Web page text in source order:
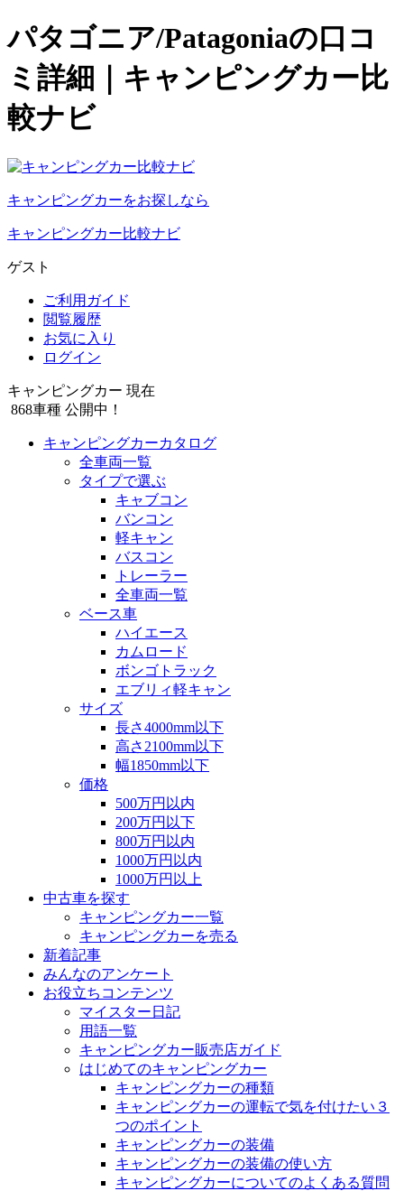
パタゴニア/Patagoniaの口コ
ミ詳細｜キャンピングカー比
較ナビ
キャンピングカーをお探しなら
キャンピングカー比較ナビ
ゲスト
ご利用ガイド
閲覧履歴
お気に入り
ログイン
キャンピングカー 現在
868車種 公開中！
キャンピングカーカタログ
全車両一覧
タイプで選ぶ
キャブコン
バンコン
軽キャン
バスコン
トレーラー
全車両一覧
ベース車
ハイエース
カムロード
ボンゴトラック
エブリィ軽キャン
サイズ
長さ4000mm以下
高さ2100mm以下
幅1850mm以下
価格
500万円以内
200万円以下
800万円以内
1000万円以内
1000万円以上
中古車を探す
キャンピングカー一覧
キャンピングカーを売る
新着記事
みんなのアンケート
お役立ちコンテンツ
マイスター日記
用語一覧
キャンピングカー販売店ガイド
はじめてのキャンピングカー
キャンピングカーの種類
キャンピングカーの運転で気を付けたい３
つのポイント
キャンピングカーの装備
キャンピングカーの装備の使い方
キャンピングカーについてのよくある質問